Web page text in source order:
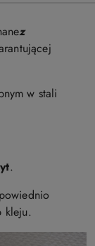
z
w stali
.
kleju.